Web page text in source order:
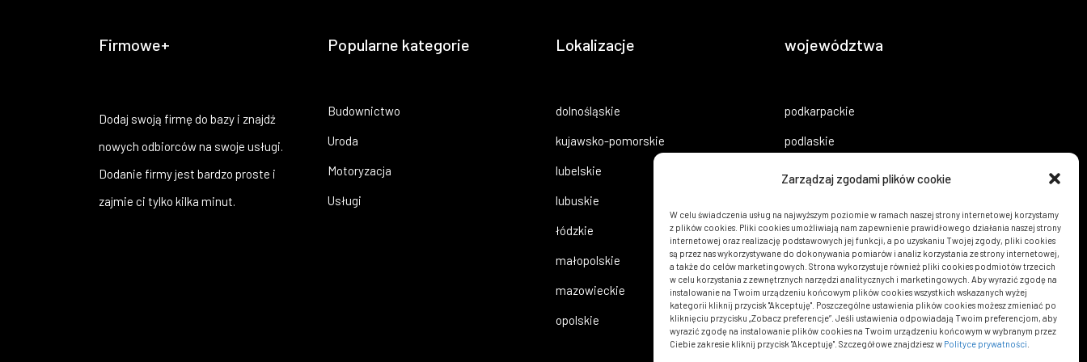
Zarządzaj zgodami plików cookie
W celu świadczenia usług na najwyższym poziomie w ramach naszej strony internetowej korzystamy
z plików cookies. Pliki cookies umożliwiają nam zapewnienie prawidłowego działania naszej strony
internetowej oraz realizację podstawowych jej funkcji, a po uzyskaniu Twojej zgody, pliki cookies
są przez nas wykorzystywane do dokonywania pomiarów i analiz korzystania ze strony internetowej,
a także do celów marketingowych. Strona wykorzystuje również pliki cookies podmiotów trzecich
w celu korzystania z zewnętrznych narzędzi analitycznych i marketingowych. Aby wyrazić zgodę na
instalowanie na Twoim urządzeniu końcowym plików cookies wszystkich wskazanych wyżej
kategorii kliknij przycisk "Akceptuję". Poszczególne ustawienia plików cookies możesz zmieniać po
kliknięciu przycisku „Zobacz preferencje”. Jeśli ustawienia odpowiadają Twoim preferencjom, aby
wyrazić zgodę na instalowanie plików cookies na Twoim urządzeniu końcowym w wybranym przez
Ciebie zakresie kliknij przycisk "Akceptuję". Szczegółowe znajdziesz w Polityce prywatności
Firmowe+
Dodaj swoją firmę do bazy i znajdź
nowych odbiorców na swoje usługi.
Dodanie firmy jest bardzo proste i
zajmie ci tylko kilka minut.
Popularne kategorie
Budownictwo
Uroda
Motoryzacja
Usługi
Lokalizacje
dolnośląskie
kujawsko-pomorskie
lubelskie
lubuskie
łódzkie
małopolskie
mazowieckie
opolskie
województwa
podkarpackie
podlaskie
świętokrzyskie
warmińsko-mazurskie
wielkopolskie
zach.-pomorskie